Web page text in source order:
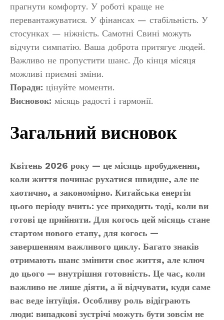
прагнути комфорту. У роботі краще не
перевантажуватися. У фінансах — стабільність. У
стосунках — ніжність. Самотні Свині можуть
відчути симпатію. Ваша доброта притягує людей.
Важливо не пропустити шанс. До кінця місяця
можливі приємні зміни.
Поради: цінуйте моменти.
Висновок: місяць радості і гармонії.
Загальний висновок
Квітень 2026 року — це місяць пробудження,
коли життя починає рухатися швидше, але не
хаотично, а закономірно. Китайська енергія
цього періоду вчить: усе приходить тоді, коли ви
готові це прийняти. Для когось цей місяць стане
стартом нового етапу, для когось —
завершенням важливого циклу. Багато знаків
отримають шанс змінити своє життя, але ключ
до цього — внутрішня готовність. Це час, коли
важливо не лише діяти, а й відчувати, куди саме
вас веде інтуїція. Особливу роль відіграють
люди: випадкові зустрічі можуть бути зовсім не